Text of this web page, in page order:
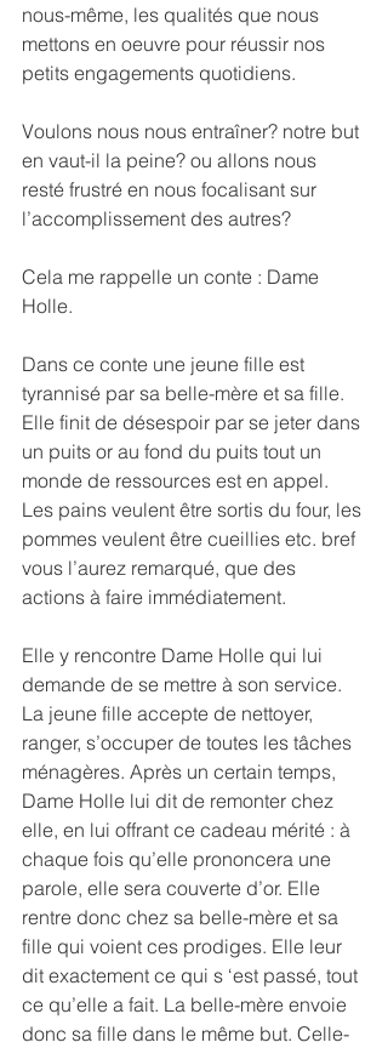
nous-même, les qualités que nous
mettons en oeuvre pour réussir nos
petits engagements quotidiens.
Voulons nous nous entraîner? notre but
en vaut-il la peine? ou allons nous
resté frustré en nous focalisant sur
l’accomplissement des autres?
Cela me rappelle un conte : Dame
Holle.
Dans ce conte une jeune fille est
tyrannisé par sa belle-mère et sa fille.
Elle finit de désespoir par se jeter dans
un puits or au fond du puits tout un
monde de ressources est en appel.
Les pains veulent être sortis du four, les
pommes veulent être cueillies etc. bref
vous l’aurez remarqué, que des
actions à faire immédiatement.
Elle y rencontre Dame Holle qui lui
demande de se mettre à son service.
La jeune fille accepte de nettoyer,
ranger, s’occuper de toutes les tâches
ménagères. Après un certain temps,
Dame Holle lui dit de remonter chez
elle, en lui offrant ce cadeau mérité : à
chaque fois qu’elle prononcera une
parole, elle sera couverte d’or. Elle
rentre donc chez sa belle-mère et sa
fille qui voient ces prodiges. Elle leur
dit exactement ce qui s ‘est passé, tout
ce qu’elle a fait. La belle-mère envoie
donc sa fille dans le même but. Celle-